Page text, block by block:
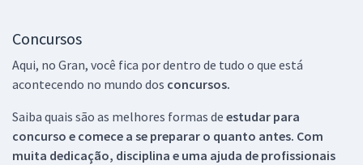
Concursos
Aqui, no Gran, você fica por dentro de tudo o que está
acontecendo no mundo dos concursos.
Saiba quais são as melhores formas de estudar para
concurso e comece a se preparar o quanto antes. Com
muita dedicação, disciplina e uma ajuda de profissionais